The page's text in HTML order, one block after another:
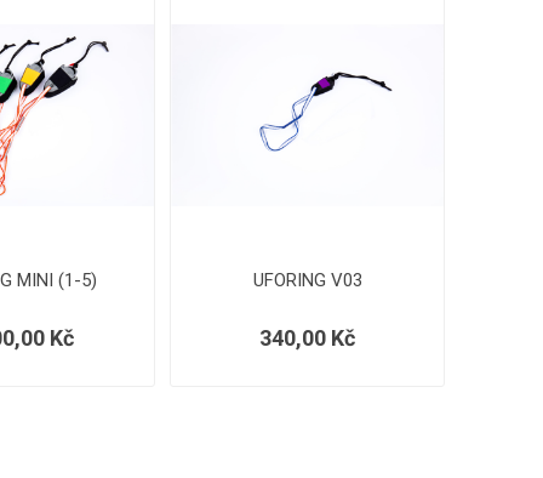
MINI (1-5)
Kč
UFORING V03
340,00 Kč